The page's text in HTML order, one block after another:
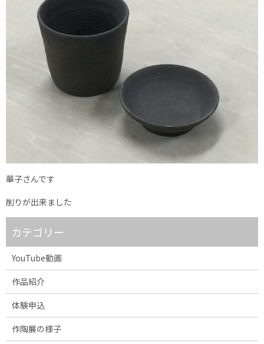
華子さんです
削りが出来ました
カテゴリー
YouTube動画
作品紹介
体験申込
作陶展の様子